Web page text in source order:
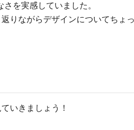
を実感していました。
りながらデザインについてちょ
いきましょう！